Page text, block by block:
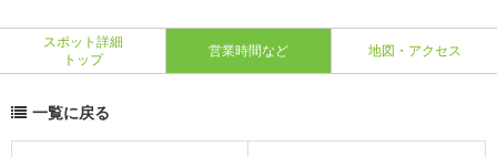
スポット詳細
トップ
営業時間など 地図・アクセス
一覧に戻る